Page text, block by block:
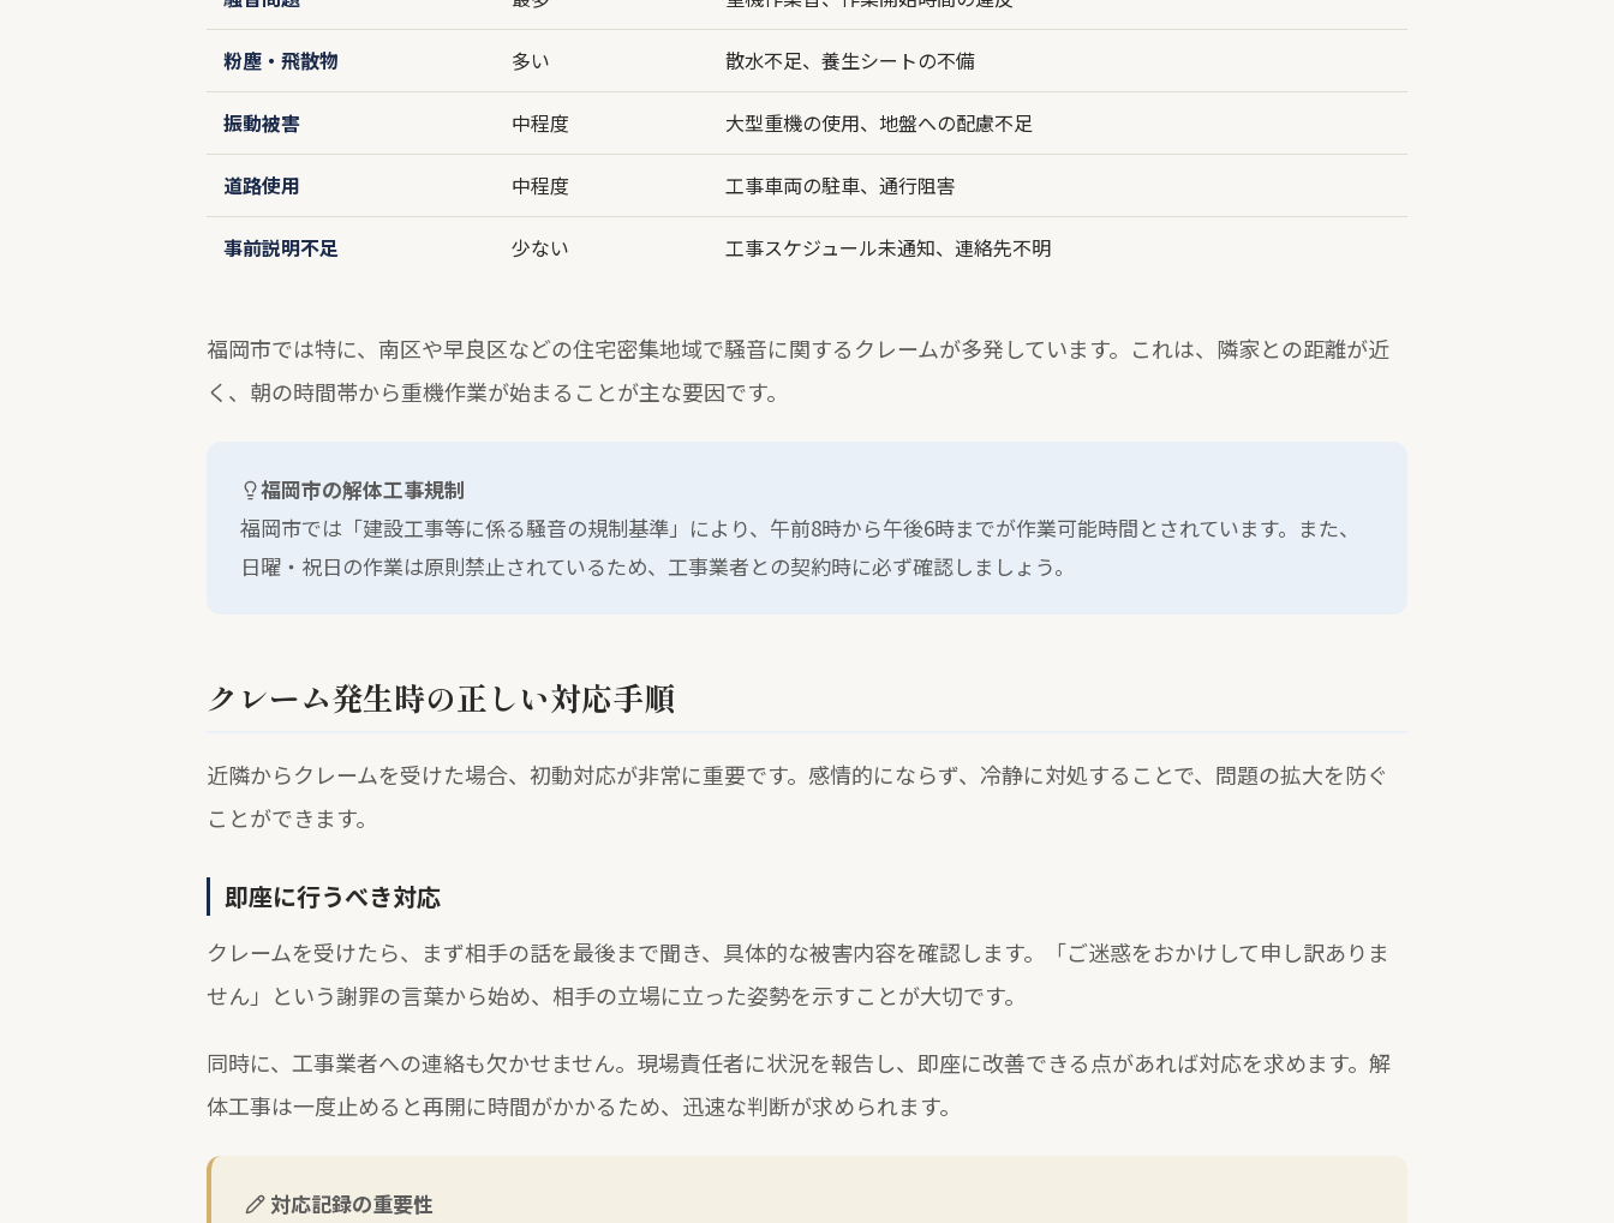
粉塵・飛散物 多い 散水不足、養生シートの不備
振動被害 中程度 大型重機の使用、地盤への配慮不足
道路使用 中程度 工事車両の駐車、通行阻害
事前説明不足 少ない 工事スケジュール未通知、連絡先不明
福岡市では特に、南区や早良区などの住宅密集地域で騒音に関するクレームが多発しています。これは、隣家との距離が近
く、朝の時間帯から重機作業が始まることが主な要因です。
福岡市の解体工事規制
福岡市では「建設工事等に係る騒音の規制基準」により、午前8時から午後6時までが作業可能時間とされています。また、
日曜・祝日の作業は原則禁止されているため、工事業者との契約時に必ず確認しましょう。
クレーム発生時の正しい対応手順
近隣からクレームを受けた場合、初動対応が非常に重要です。感情的にならず、冷静に対処することで、問題の拡大を防ぐ
ことができます。
即座に行うべき対応
クレームを受けたら、まず相手の話を最後まで聞き、具体的な被害内容を確認します。「ご迷惑をおかけして申し訳ありま
せん」という謝罪の言葉から始め、相手の立場に立った姿勢を示すことが大切です。
同時に、工事業者への連絡も欠かせません。現場責任者に状況を報告し、即座に改善できる点があれば対応を求めます。解
体工事は一度止めると再開に時間がかかるため、迅速な判断が求められます。
対応記録の重要性